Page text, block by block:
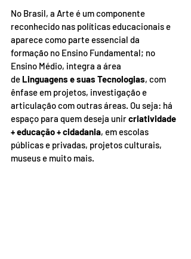
No Brasil, a Arte é um componente
reconhecido nas políticas educacionais e
aparece como parte essencial da
formação no Ensino Fundamental; no
Ensino Médio, integra a área
de Linguagens e suas Tecnologias, com
ênfase em projetos, investigação e
articulação com outras áreas. Ou seja: há
espaço para quem deseja unir criatividade
+ educação + cidadania, em escolas
públicas e privadas, projetos culturais,
museus e muito mais.